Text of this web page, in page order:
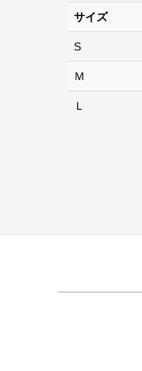
サイズ
S
Ｍ
Ｌ